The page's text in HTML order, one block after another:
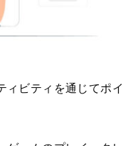
ィビティを通じてポイ